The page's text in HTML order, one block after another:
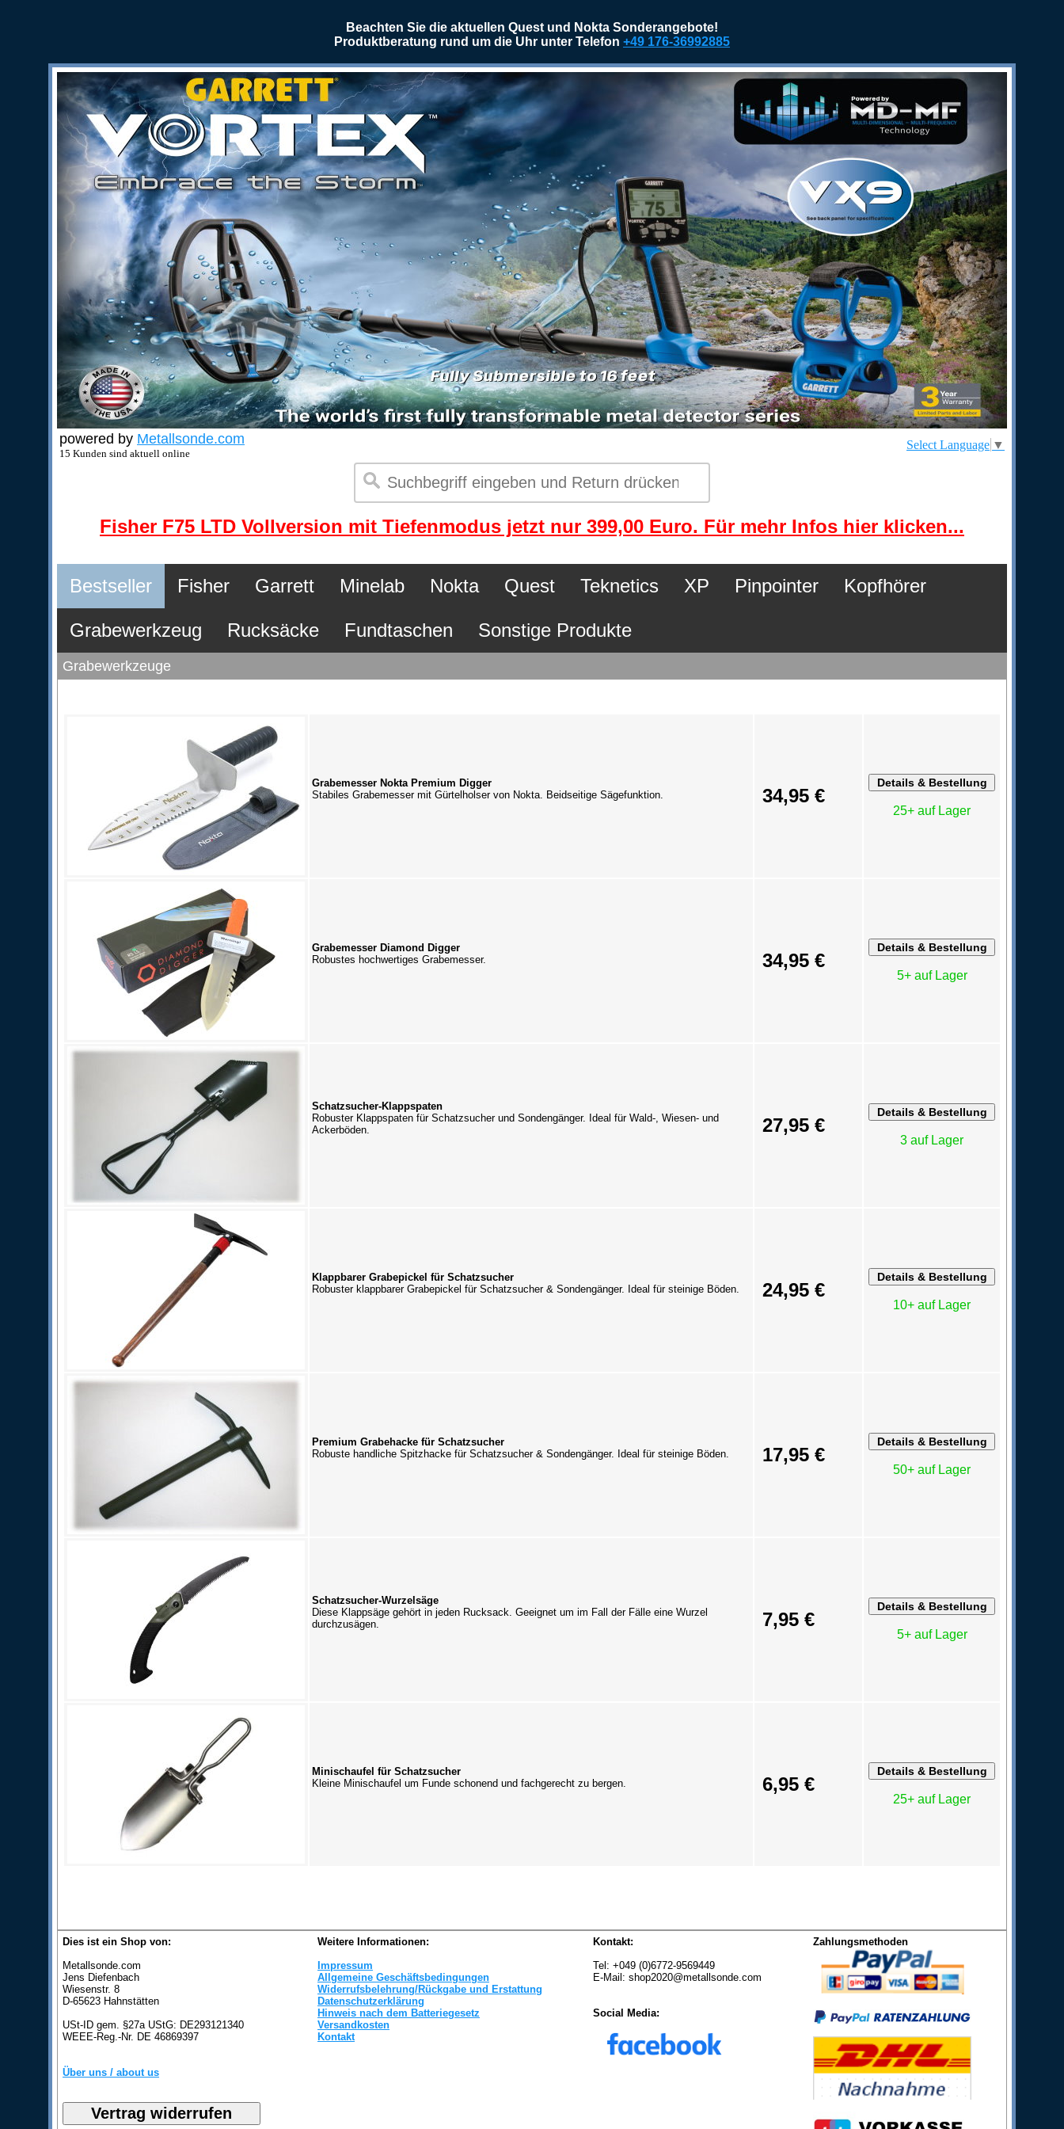
Beachten Sie die aktuellen Quest und Nokta Sonderangebote!
Produktberatung rund um die Uhr unter Telefon +49 176-36992885
powered by Metallsonde.com
15 Kunden sind aktuell online
Select Language ▼
Fisher F75 LTD Vollversion mit Tiefenmodus jetzt nur 399,00 Euro. Für mehr Infos hier klicken...
Bestseller Fisher Garrett Minelab Nokta Quest Teknetics XP Pinpointer Kopfhörer
Grabewerkzeug Rucksäcke Fundtaschen Sonstige Produkte
Grabewerkzeuge
Grabemesser Nokta Premium Digger
Stabiles Grabemesser mit Gürtelholser von Nokta. Beidseitige Sägefunktion.
34,95 €
25+ auf Lager
Grabemesser Diamond Digger
Robustes hochwertiges Grabemesser.
34,95 €
5+ auf Lager
Schatzsucher-Klappspaten
Robuster Klappspaten für Schatzsucher und Sondengänger. Ideal für Wald-, Wiesen- und
Ackerböden.
27,95 €
3 auf Lager
Klappbarer Grabepickel für Schatzsucher
Robuster klappbarer Grabepickel für Schatzsucher & Sondengänger. Ideal für steinige Böden.
24,95 €
10+ auf Lager
Premium Grabehacke für Schatzsucher
Robuste handliche Spitzhacke für Schatzsucher & Sondengänger. Ideal für steinige Böden.
17,95 €
50+ auf Lager
Schatzsucher-Wurzelsäge
Diese Klappsäge gehört in jeden Rucksack. Geeignet um im Fall der Fälle eine Wurzel
durchzusägen.
7,95 €
5+ auf Lager
Minischaufel für Schatzsucher
Kleine Minischaufel um Funde schonend und fachgerecht zu bergen.
6,95 €
25+ auf Lager
Dies ist ein Shop von:
Metallsonde.com
Jens Diefenbach
Wiesenstr. 8
D-65623 Hahnstätten
USt-ID gem. §27a UStG: DE293121340
WEEE-Reg.-Nr. DE 46869397
Über uns / about us
Weitere Informationen:
Impressum
Allgemeine Geschäftsbedingungen
Widerrufsbelehrung/Rückgabe und Erstattung
Datenschutzerklärung
Hinweis nach dem Batteriegesetz
Versandkosten
Kontakt
Kontakt:
Tel: +049 (0)6772-9569449
E-Mail: shop2020@metallsonde.com
Social Media:
Zahlungsmethoden